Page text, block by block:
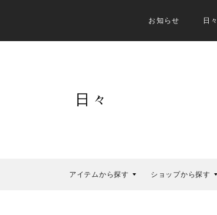
お知らせ 日々
日々
アイテムから探す ショップから探す